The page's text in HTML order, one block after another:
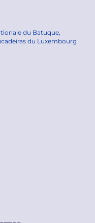
du Batuque,
du Luxembourg